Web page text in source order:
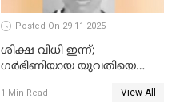
Posted On 29-11-2025
ശിക്ഷ വിധി ഇന്ന്;
ഗർഭിണിയായ യുവതിയെ
കേസ്
1 Min Read View All